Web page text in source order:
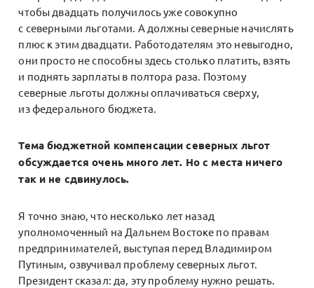
чтобы двадцать получилось уже совокупно
с северными льготами. А должны северные начислять
плюс к этим двадцати. Работодателям это невыгодно,
они просто не способны здесь столько платить, взять
и поднять зарплаты в полтора раза. Поэтому
северные льготы должны оплачиваться сверху,
из федерального бюджета.
Тема бюджетной компенсации северных льгот
обсуждается очень много лет. Но с места ничего
так и не сдвинулось.
Я точно знаю, что несколько лет назад
уполномоченный на Дальнем Востоке по правам
предпринимателей, выступая перед Владимиром
Путиным, озвучивал проблему северных льгот.
Президент сказал: да, эту проблему нужно решать.